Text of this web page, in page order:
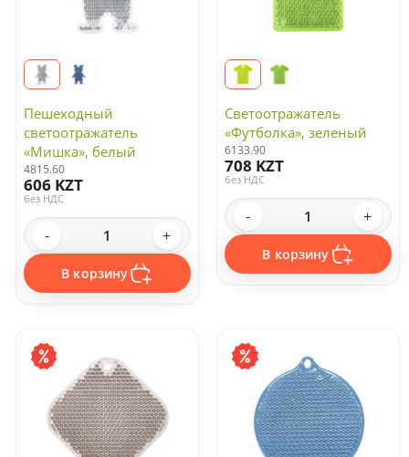
Светоотражатели
Брелки
Распродажа
Пешеходный
светоотражатель
«Мишка», белый
4815.60
606 KZT
без НДС
- +
В корзину
Светоотражатель
«Футболка», зеленый
6133.90
708 KZT
без НДС
- +
В корзину